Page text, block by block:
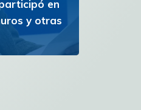
en
y otras